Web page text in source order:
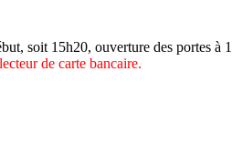
soit 15h20, ouverture des portes à
de carte bancaire.